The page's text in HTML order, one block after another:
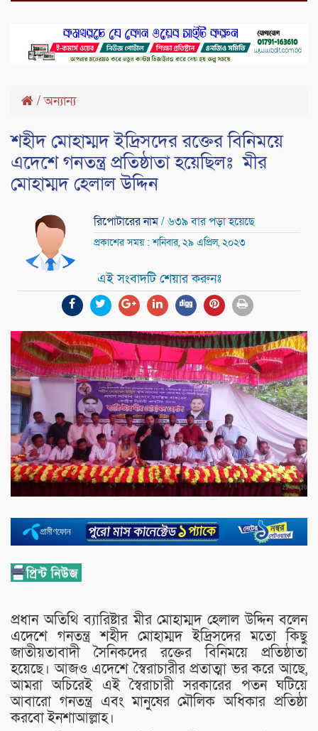
/অন্যান্য
শহীদ মোহাম্মদ ইদ্রিসদের রক্তের বিনিময়ে
এদেশে গনতন্ত্র প্রতিষ্ঠাতা হয়েছিলঃ মীর
মোহাম্মদ হেলাল উদ্দিন
রিপোটারের নাম/ ৬৩৯ বার পড়া হয়েছে
প্রকাশের সময় : শনিবার, ২৯ এপ্রিল, ২০২৩
এই সংবাদটি শেয়ার করুনঃ
প্রধান অতিথি ব্যারিষ্টার মীর মোহাম্মদ হেলাল উদ্দিন বলেন
এদেশে গনতন্ত্র শহীদ মোহাম্মদ ইদ্রিসদের মতো কিছু
জাতীয়তাবাদী সৈনিকদের রক্তের বিনিময়ে প্রতিষ্ঠাতা
হয়েছে। আজও এদেশে স্বৈরাচারীর প্রতাত্মা ভর করে আছে,
আমরা অচিরেই এই স্বৈরাচারী সরকারের পতন ঘটিয়ে
আবারো গনতন্ত্র এবং মানুষের মৌলিক অধিকার প্রতিষ্ঠা
করবো ইনশাআল্লাহ।